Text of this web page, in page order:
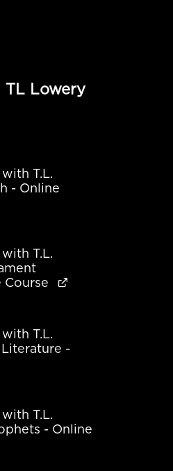
Lowery
T.L.
- Online
T.L.
Course
T.L.
-
T.L.
- Online